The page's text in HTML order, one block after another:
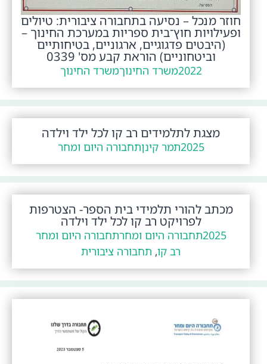
חוזר מנכל – נסיעה בתחבורה ציבורית: טיולים
ופעילויות חוץ־בית ספריות במערכת החינוך –
(היבטים פדגוגיים, ארגוניים, בטיחותיים
וביטחוניים) הוראת קבע מס' 0339
2022משרד החינוךמשרד החינוך
מצגת לתלמידים רב קו לכל ילד וילדה
2025תמר קינןתחבורה היום ומחר
מכתב להורי תלמידי בית הספר- הצטרפות
לפרויקט רב קו לכל ילד וילדה
2025תחבורה היום ומחרתחבורה היום ומחר
רב קו, תחבורה ציבורית